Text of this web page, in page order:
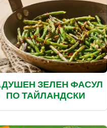
ЗЕЛЕН ФАСУЛ
ПО ТАЙЛАНДСКИ